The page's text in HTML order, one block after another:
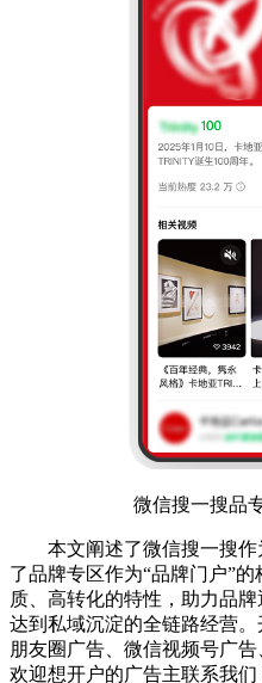
微信搜一搜品
本文阐述了微信搜一搜
了品牌专区作为“品牌门户”
质、高转化的特性，助力品
达到私域沉淀的全链路经营
朋友圈广告、微信视频号广
欢迎想开户的广告主联系我们